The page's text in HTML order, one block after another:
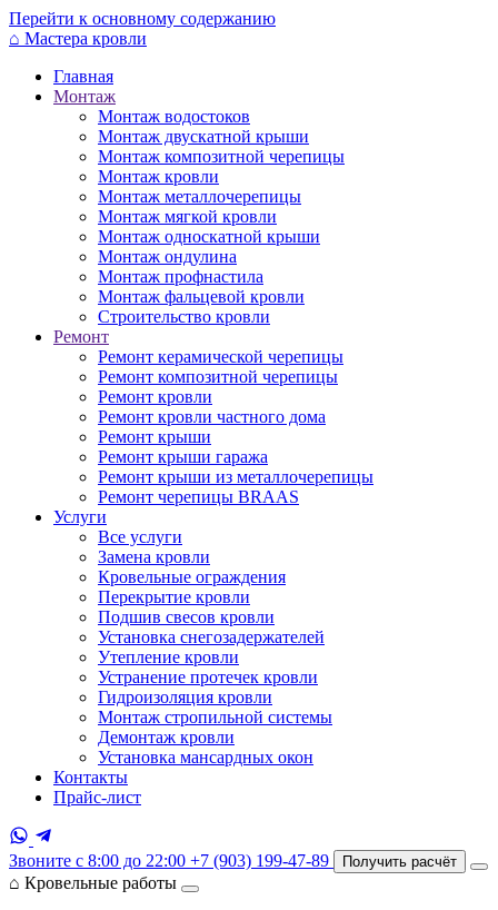
Перейти к основному содержанию
⌂ Мастера кровли
Главная
Монтаж
Монтаж водостоков
Монтаж двускатной крыши
Монтаж композитной черепицы
Монтаж кровли
Монтаж металлочерепицы
Монтаж мягкой кровли
Монтаж односкатной крыши
Монтаж ондулина
Монтаж профнастила
Монтаж фальцевой кровли
Строительство кровли
Ремонт
Ремонт керамической черепицы
Ремонт композитной черепицы
Ремонт кровли
Ремонт кровли частного дома
Ремонт крыши
Ремонт крыши гаража
Ремонт крыши из металлочерепицы
Ремонт черепицы BRAAS
Услуги
Все услуги
Замена кровли
Кровельные ограждения
Перекрытие кровли
Подшив свесов кровли
Установка снегозадержателей
Утепление кровли
Устранение протечек кровли
Гидроизоляция кровли
Монтаж стропильной системы
Демонтаж кровли
Установка мансардных окон
Контакты
Прайс-лист
Звоните с 8:00 до 22:00 +7 (903) 199-47-89 Получить расчёт
⌂ Кровельные работы